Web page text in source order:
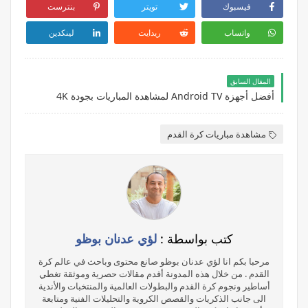
فيسبوك تويتر بنترست
واتساب ريدايت لينكدين
المقال السابق
أفضل أجهزة Android TV لمشاهدة المباريات بجودة 4K
مشاهدة مباريات كرة القدم
كتب بواسطة :لؤي عدنان بوظو
مرحبا بكم انا لؤي عدنان بوظو صانع محتوى وباحث في عالم كرة
القدم . من خلال هذه المدونة أقدم مقالات حصرية وموثقة تغطي
أساطير ونجوم كرة القدم والبطولات العالمية والمنتخبات والأندية
الى جانب الذكريات والقصص الكروية والتحليلات الفنية ومتابعة